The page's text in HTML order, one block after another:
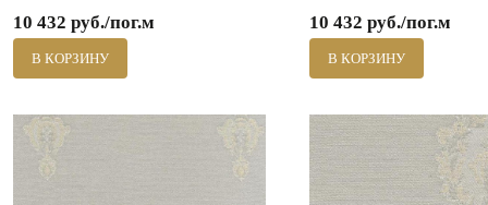
10 432 руб./пог.м
В КОРЗИНУ
10 432 руб./пог.м
В КОРЗИНУ